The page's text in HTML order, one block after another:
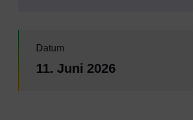
Datum
11. Juni 2026